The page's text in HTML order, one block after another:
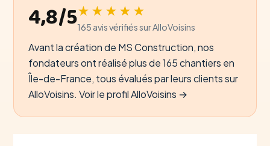
4,8/5★★★★★
165 avis vérifiés sur AlloVoisins
Avant la création de MS Construction, nos
fondateurs ont réalisé plus de 165 chantiers en
Île-de-France, tous évalués par leurs clients sur
AlloVoisins. Voir le profil AlloVoisins →